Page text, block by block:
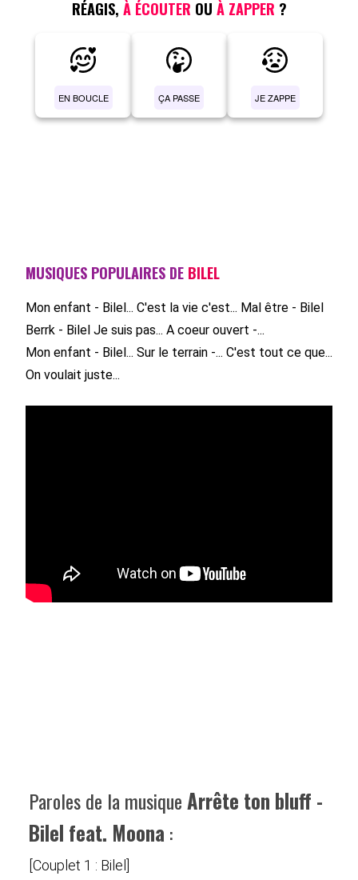
RÉAGIS, À ÉCOUTER OU À ZAPPER ?
EN BOUCLE ÇA PASSE JE ZAPPE
MUSIQUES POPULAIRES DE BILEL
Mon enfant - Bilel... C'est la vie c'est... Mal être - Bilel
Berrk - Bilel Je suis pas... A coeur ouvert -...
Mon enfant - Bilel... Sur le terrain -... C'est tout ce que...
On voulait juste...
Paroles de la musiqueArrête ton bluff -
Bilel feat. Moona :
[Couplet 1 : Bilel]